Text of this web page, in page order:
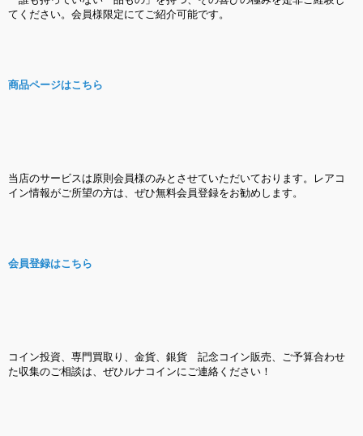
てください。会員様限定にてご紹介可能です。
商品ページはこちら
当店のサービスは原則会員様のみとさせていただいております。レアコ
イン情報がご所望の方は、ぜひ無料会員登録をお勧めします。
会員登録はこちら
コイン投資、専門買取り、金貨、銀貨 記念コイン販売、ご予算合わせ
た収集のご相談は、ぜひルナコインにご連絡ください！